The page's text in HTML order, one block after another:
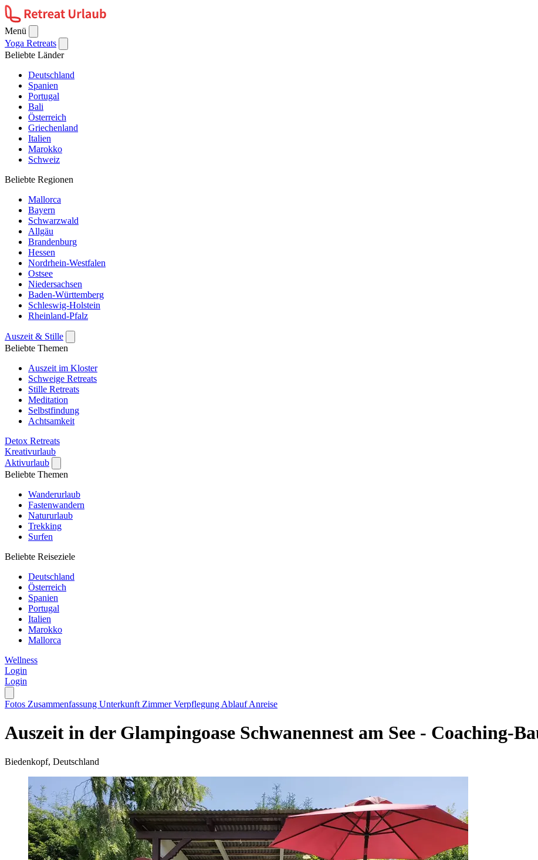
Menü
Yoga Retreats
Beliebte Länder
Deutschland
Spanien
Portugal
Bali
Österreich
Griechenland
Italien
Marokko
Schweiz
Beliebte Regionen
Mallorca
Bayern
Schwarzwald
Allgäu
Brandenburg
Hessen
Nordrhein-Westfalen
Ostsee
Niedersachsen
Baden-Württemberg
Schleswig-Holstein
Rheinland-Pfalz
Auszeit & Stille
Beliebte Themen
Auszeit im Kloster
Schweige Retreats
Stille Retreats
Meditation
Selbstfindung
Achtsamkeit
Detox Retreats
Kreativurlaub
Aktivurlaub
Beliebte Themen
Wanderurlaub
Fastenwandern
Natururlaub
Trekking
Surfen
Beliebte Reiseziele
Deutschland
Österreich
Spanien
Portugal
Italien
Marokko
Mallorca
Wellness
Login
Login
Fotos Zusammenfassung Unterkunft ZimmerVerpflegung AblaufAnreise
Auszeit in der Glampingoase Schwanennest am See - Coaching-
Biedenkopf, Deutschland